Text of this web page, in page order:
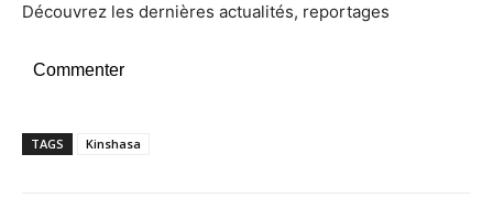
Découvrez les dernières actualités, reportages
Commenter
TAGS Kinshasa